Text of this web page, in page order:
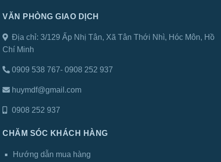
VĂN PHÒNG GIAO DỊCH
Địa chỉ: 3/129 Ấp Nhị Tân, Xã Tân Thới Nhì, Hóc Môn, Hồ
Chí Minh
0909 538 767- 0908 252 937
huymdf@gmail.com
0908 252 937
CHĂM SÓC KHÁCH HÀNG
Hướng dẫn mua hàng